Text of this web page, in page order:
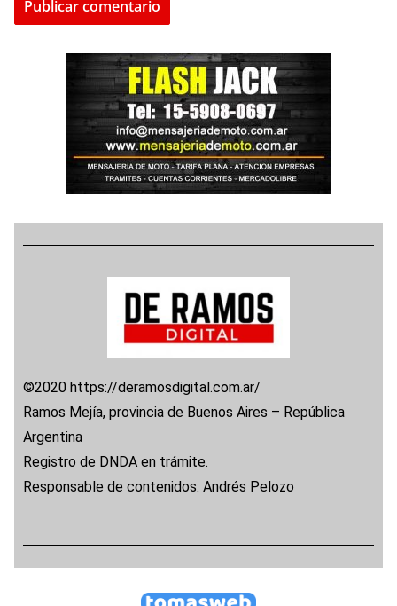
©2020 https://deramosdigital.com.ar/
Ramos Mejía, provincia de Buenos Aires – República
Argentina
Registro de DNDA en trámite.
Responsable de contenidos: Andrés Pelozo